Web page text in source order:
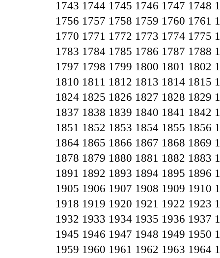
1743 1744 1745 1746 1747 1748
1756 1757 1758 1759 1760 1761
1770 1771 1772 1773 1774 1775
1783 1784 1785 1786 1787 1788
1797 1798 1799 1800 1801 1802
1810 1811 1812 1813 1814 1815
1824 1825 1826 1827 1828 1829
1837 1838 1839 1840 1841 1842
1851 1852 1853 1854 1855 1856
1864 1865 1866 1867 1868 1869
1878 1879 1880 1881 1882 1883
1891 1892 1893 1894 1895 1896
1905 1906 1907 1908 1909 1910
1918 1919 1920 1921 1922 1923
1932 1933 1934 1935 1936 1937
1945 1946 1947 1948 1949 1950
1959 1960 1961 1962 1963 1964